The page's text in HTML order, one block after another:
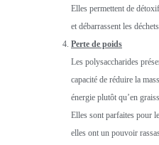
Elles permettent de
et débarrassent les
Perte de poids
Les polysaccharides
capacité de réduire la
énergie plutôt qu’en
Elles sont parfaites pour
elles ont un pouvoir